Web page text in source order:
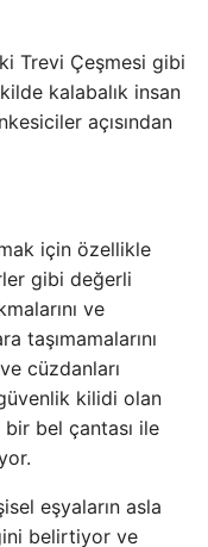
Trevi Çeşmesi gibi
kalabalık insan
açısından
için özellikle
gibi değerli
ve
taşımamalarını
cüzdanları
kilidi olan
bel çantası ile
eşyaların asla
belirtiyor ve